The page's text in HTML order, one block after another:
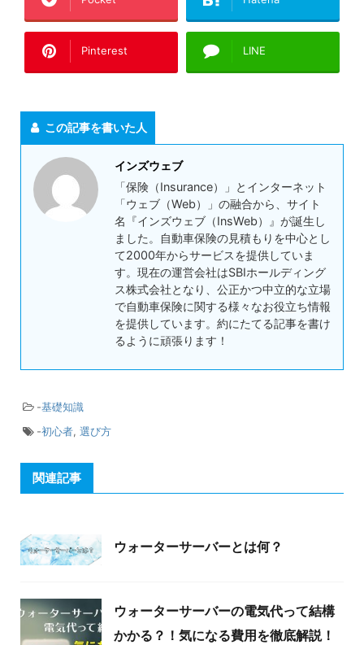
Pinterest LINE
この記事を書いた人
インズウェブ
「保険（Insurance）」とインターネット
「ウェブ（Web）」の融合から、サイト
名『インズウェブ（InsWeb）』が誕生し
ました。自動車保険の見積もりを中心とし
て2000年からサービスを提供していま
す。現在の運営会社はSBIホールディング
ス株式会社となり、公正かつ中立的な立場
で自動車保険に関する様々なお役立ち情報
を提供しています。約にたてる記事を書け
るように頑張ります！
-基礎知識
-初心者, 選び方
関連記事
ウォーターサーバーとは何？
ウォーターサーバーの電気代って結構
かかる？！気になる費用を徹底解説！